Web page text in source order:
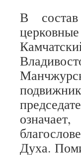
В
Духа.